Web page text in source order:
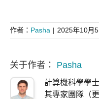
作者： Pasha | 2025年10月5
关于作者： Pasha
計算機科學學
其專家團隊（